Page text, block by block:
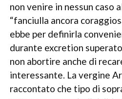
non venire in nessun caso
“fanciulla ancora
ebbe per definirla
durante excretion
non abortire anche di
interessante. La vergine
raccontato che tipo di